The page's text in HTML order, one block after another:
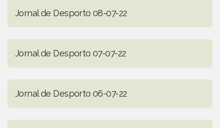
Jornal de Desporto 08-07-22
Jornal de Desporto 07-07-22
Jornal de Desporto 06-07-22